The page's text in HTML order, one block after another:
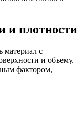
и плотности
материал с
и объему.
фактором,